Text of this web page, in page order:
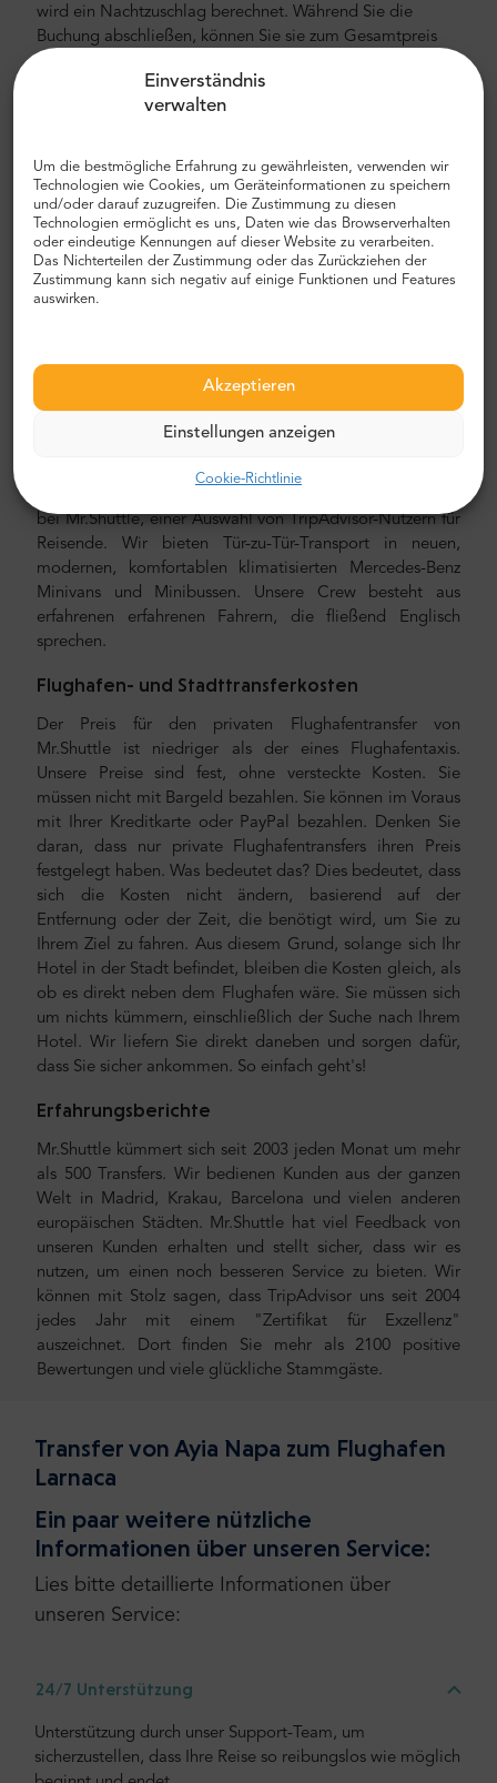
Einverständnis
verwalten
Um die bestmögliche Erfahrung zu gewährleisten, verwenden wir
Technologien wie Cookies, um Geräteinformationen zu speichern
und/oder darauf zuzugreifen. Die Zustimmung zu diesen
Technologien ermöglicht es uns, Daten wie das Browserverhalten
oder eindeutige Kennungen auf dieser Website zu verarbeiten.
Das Nichterteilen der Zustimmung oder das Zurückziehen der
Zustimmung kann sich negativ auf einige Funktionen und Features
auswirken.
Akzeptieren
Einstellungen anzeigen
Cookie-Richtlinie
wird ein Nachtzuschlag berechnet. Während Sie die
Buchung abschließen, können Sie sie zum Gesamtpreis
Wie weit ist es von Ayia Napa zum Flughafen
Ayia Napaund derFlughafen Larnacaliegen ca. 58 km
voneinander entfernt. Die durchschnittliche Fahrt zum
Flughafen Larnaca dauert ca. 38 Minuten und hängt vom
Verkehr ab. Wir empfehlen Ihnen, einen privaten Transfer
mit MrShuttle zu wählen. Der schnellste, sicherste und
zuverlässigste Weg, um Ihr Hotel zu erreichen, ist der
überspringen können, Ihre Route herauszufinden, durch
die Stadt zu navigieren und Ihren Weg zu finden.
Flughafen- und Stadttransfer
Auf der Suche nach einem zuverlässigen und
bei Mr.Shuttle, einer Auswahl von TripAdvisor-Nutzern für
Reisende. Wir bieten Tür-zu-Tür-Transport in neuen,
modernen, komfortablen klimatisierten Mercedes-Benz
Minivans und Minibussen. Unsere Crew besteht aus
erfahrenen erfahrenen Fahrern, die fließend Englisch
sprechen.
Flughafen- und Stadttransferkosten
Der Preis für den privaten Flughafentransfer von
Mr.Shuttle ist niedriger als der eines Flughafentaxis.
Unsere Preise sind fest, ohne versteckte Kosten. Sie
müssen nicht mit Bargeld bezahlen. Sie können im Voraus
mit Ihrer Kreditkarte oder PayPal bezahlen. Denken Sie
daran, dass nur private Flughafentransfers ihren Preis
festgelegt haben. Was bedeutet das? Dies bedeutet, dass
sich die Kosten nicht ändern, basierend auf der
Entfernung oder der Zeit, die benötigt wird, um Sie zu
Ihrem Ziel zu fahren. Aus diesem Grund, solange sich Ihr
Hotel in der Stadt befindet, bleiben die Kosten gleich, als
ob es direkt neben dem Flughafen wäre. Sie müssen sich
um nichts kümmern, einschließlich der Suche nach Ihrem
Hotel. Wir liefern Sie direkt daneben und sorgen dafür,
dass Sie sicher ankommen. So einfach geht's!
Erfahrungsberichte
Mr.Shuttle kümmert sich seit 2003 jeden Monat um mehr
als 500 Transfers. Wir bedienen Kunden aus der ganzen
Welt in Madrid, Krakau, Barcelona und vielen anderen
europäischen Städten. Mr.Shuttle hat viel Feedback von
unseren Kunden erhalten und stellt sicher, dass wir es
nutzen, um einen noch besseren Service zu bieten. Wir
können mit Stolz sagen, dass TripAdvisor uns seit 2004
jedes Jahr mit einem "Zertifikat für Exzellenz"
auszeichnet. Dort finden Sie mehr als 2100 positive
Bewertungen und viele glückliche Stammgäste.
Transfer von Ayia Napa zum Flughafen
Larnaca
Ein paar weitere nützliche
Informationen über unseren Service:
Lies bitte detaillierte Informationen über
unseren Service:
24/7 Unterstützung
Unterstützung durch unser Support-Team, um
sicherzustellen, dass Ihre Reise so reibungslos wie möglich